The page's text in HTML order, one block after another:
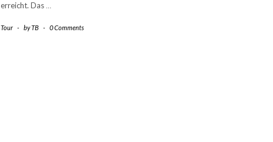
erreicht. Das…
Tour - byTB - 0 Comments